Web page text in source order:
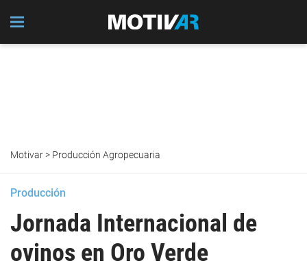
Motivar> Producción Agropecuaria
Producción
Jornada Internacional de
ovinos en Oro Verde